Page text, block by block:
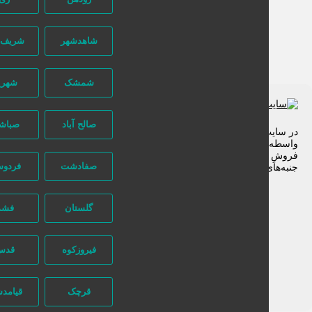
شاهدشهر شریف آباد
شمشک شهریار
صالح آباد صباشهر
صفادشت فردوسیه
گلستان
فیروزکوه
قرچک قیامدشت
سایت تبلیغاتی نیازجو کاربران مستقیما با هم تماس می‌گیرند و هیچ
در این میان وجود ندارد، پس دقت فرمایید که در خرید و
شما نیازجو هیچ دخالتی نداشته و کاربران باید خودشان
مختلف امنیتی را در نظر بگیرند.